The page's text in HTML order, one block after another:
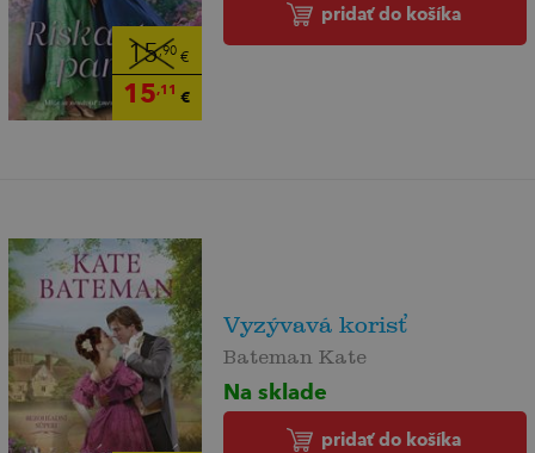
15,90€
15,11 €
pridať do košíka
Vyzývavá korisť
Bateman Kate
Na sklade
pridať do košíka